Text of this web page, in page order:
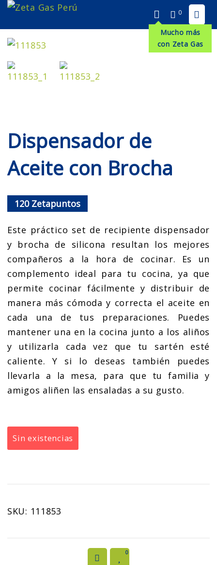
0
Mucho más
con Zeta Gas
Dispensador de
Aceite con Brocha
120 Zetapuntos
Este práctico set de recipiente dispensador
y brocha de silicona resultan los mejores
compañeros a la hora de cocinar. Es un
complemento ideal para tu cocina, ya que
permite cocinar fácilmente y distribuir de
manera más cómoda y correcta el aceite en
cada una de tus preparaciones. Puedes
mantener una en la cocina junto a los aliños
y utilizarla cada vez que tu sartén esté
caliente. Y si lo deseas también puedes
llevarla a la mesa, para que tu familia y
amigos aliñen las ensaladas a su gusto.
Sin existencias
SKU: 111853
0